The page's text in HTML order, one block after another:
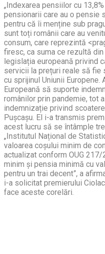
„Indexarea pensiilor cu
pensionarii care au o pensie
pentru că îi menține sub
sunt toți românii care au
consum, care reprezintă
firesc, ca suma ce rezultă
legislația europeană privind
servicii la prețuri reale să fie
cu sprijinul Uniunii Europene.
Europeană să suporte
românilor prin pandemie, tot
indemnizație privind
Pușcașu. El i-a transmis
acest lucru să se întâmple
„Institutul Național de
valoarea coșului minim de
actualizat conform OUG
minim și pensia minimă cu
pentru un trai decent”, a
i-a solicitat premierului
face aceste corelări.